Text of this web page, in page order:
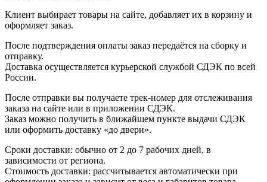
Клиент выбирает товары на сайте, добавляет их в корзину и
оформляет заказ.
После подтверждения оплаты заказ передаётся на сборку и
отправку.
Доставка осуществляется курьерской службой СДЭК по всей
России.
После отправки вы получаете трек-номер для отслеживания
заказа на сайте или в приложении СДЭК.
Заказ можно получить в ближайшем пункте выдачи СДЭК
или оформить доставку «до двери».
Сроки доставки: обычно от 2 до 7 рабочих дней, в
зависимости от региона.
Стоимость доставки: рассчитывается автоматически при